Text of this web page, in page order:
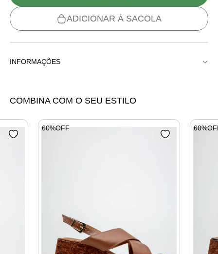
ADICIONAR À SACOLA
INFORMAÇÕES
COMBINA COM O SEU ESTILO
60%OFF